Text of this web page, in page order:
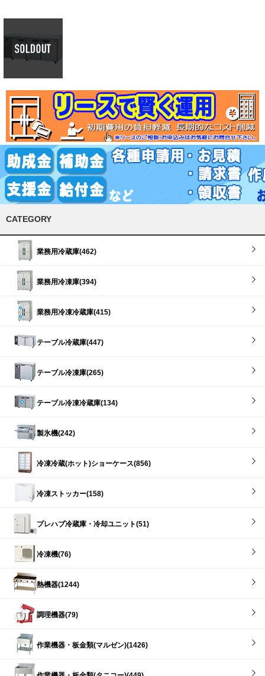
CATEGORY
業務用冷蔵庫(462)
業務用冷凍庫(394)
業務用冷凍冷蔵庫(415)
テーブル冷蔵庫(447)
テーブル冷凍庫(265)
テーブル冷凍冷蔵庫(134)
製氷機(242)
冷凍冷蔵(ホット)ショーケース(856)
冷凍ストッカー(158)
プレハブ冷蔵庫・冷却ユニット(51)
冷凍機(76)
熱機器(1244)
調理機器(79)
作業機器・板金類(マルゼン)(1426)